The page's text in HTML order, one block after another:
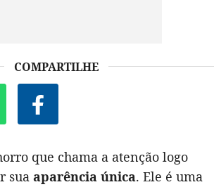
COMPARTILHE
que chama a atenção logo
sua aparência única. Ele é uma